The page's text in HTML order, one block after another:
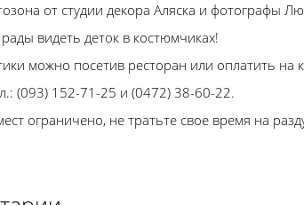
от студии декора Аляска и фотографы
видеть деток в костюмчиках!
можно посетив ресторан или оплатить на
(093) 152-71-25 и (0472) 38-60-22.
ограничено, не тратьте свое время на